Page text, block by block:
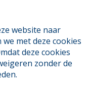
website naar
met deze cookies
deze cookies
zonder de